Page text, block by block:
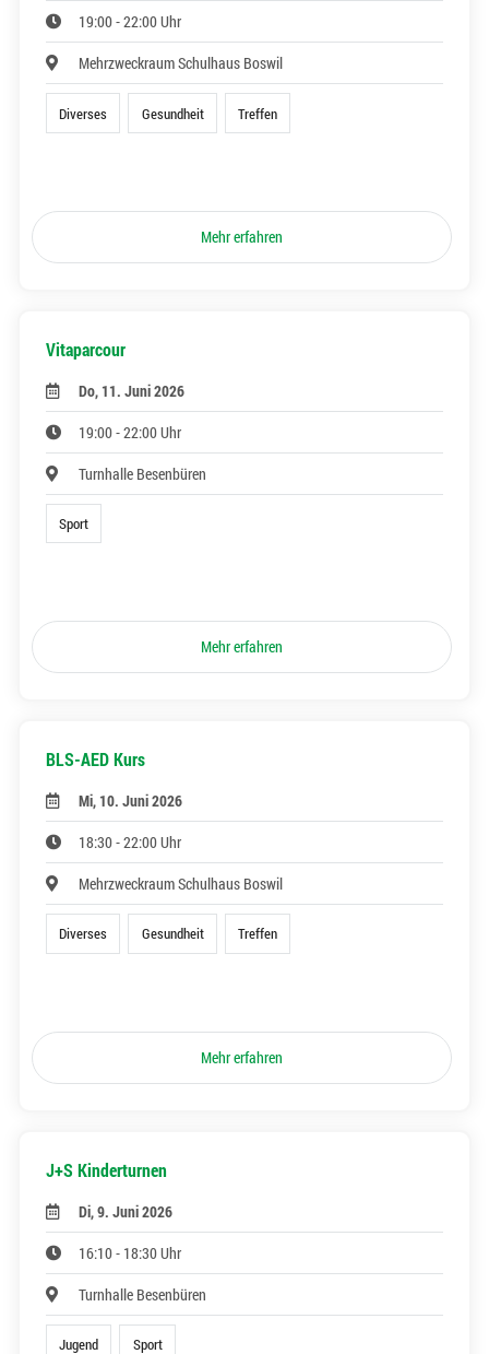
19:00 - 22:00 Uhr
Mehrzweckraum Schulhaus Boswil
Diverses Gesundheit Treffen
Mehr erfahren
Vitaparcour
Do, 11. Juni 2026
19:00 - 22:00 Uhr
Turnhalle Besenbüren
Sport
Mehr erfahren
BLS-AED Kurs
Mi, 10. Juni 2026
18:30 - 22:00 Uhr
Mehrzweckraum Schulhaus Boswil
Diverses Gesundheit Treffen
Mehr erfahren
J+S Kinderturnen
Di, 9. Juni 2026
16:10 - 18:30 Uhr
Turnhalle Besenbüren
Jugend Sport